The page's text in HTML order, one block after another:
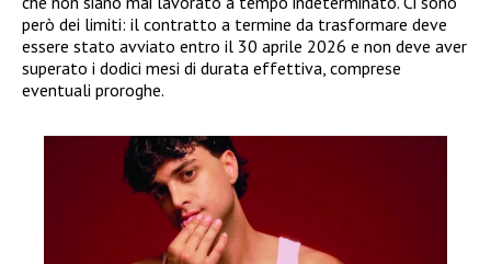
però dei limiti: il contratto a termine da trasformare deve
essere stato avviato entro il 30 aprile 2026 e non deve aver
superato i dodici mesi di durata effettiva, comprese
eventuali proroghe.